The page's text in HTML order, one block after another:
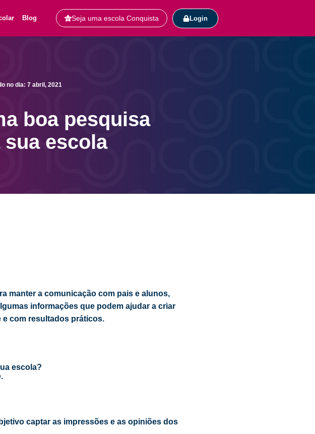
Blog Seja uma escola Conquista Login
no dia: 7 abril, 2021
boa pesquisa
escola
manter a comunicação com pais e alunos,
informações que podem ajudar a criar
e com resultados práticos.
escola?
captar as impressões e as opiniões dos